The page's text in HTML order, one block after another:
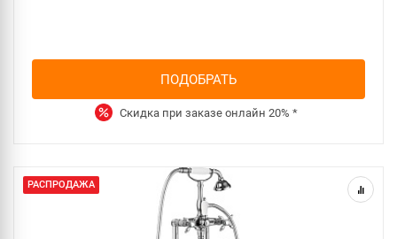
ПОДОБРАТЬ
Скидка при заказе онлайн 20% *
РАСПРОДАЖА